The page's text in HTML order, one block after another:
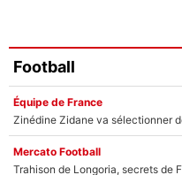
Football
Équipe de France
Mercato Football